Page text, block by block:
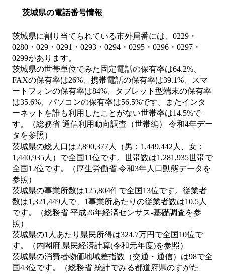
茨城県の電話番号情報
茨城県に割り当てられている市外局番には、0229・
0280・029・0291・0293・0294・0295・0296・0297・
0299があります。
茨城県の世帯単位でみた固定電話の保有率は64.2%、
FAXの保有率は26%、携帯電話の保有率は39.1%、スマ
ートフォンの保有率は84%、タブレット型端末の保有率
は35.6%、パソコンの保有率は56.5%です。またインタ
ーネットを誰も利用したことがない世帯率は14.5%で
す。（総務省 通信利用動向調査（世帯編） 令和4年デー
タを参照）
茨城県の総人口は2,890,377人（男：1,449,442人、女：
1,440,935人）で全国11位です。世帯数は1,281,935世帯で
全国12位です。（厚生労働省 令和3年人口動態データを
参照）
茨城県の事業所数は125,804件で全国13位です。従業者
数は1,321,449人で、1事業所あたりの従業者数は10.5人
です。（総務省 平成26年経済センサス‐基礎調査を参
照）
茨城県の1人あたり県民所得は324.7万円で全国10位で
す。（内閣府 県民経済計算(令和元年度)を参照）
茨城県の消費者物価地域差指数（交通・通信）は98で全
国43位です。（総務省 統計でみる都道府県のすがた